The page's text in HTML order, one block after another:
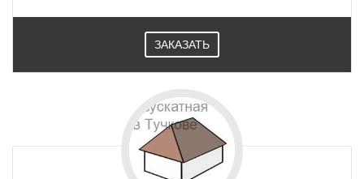
ЗАКАЗАТЬ